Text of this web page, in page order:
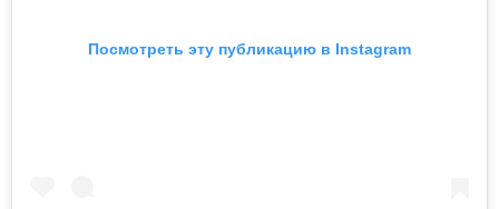
Посмотреть эту публикацию в Instagram